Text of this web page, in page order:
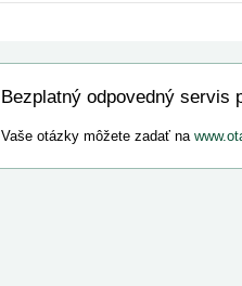
Bezplatný odpovedný servis
Vaše otázky môžete zadať na